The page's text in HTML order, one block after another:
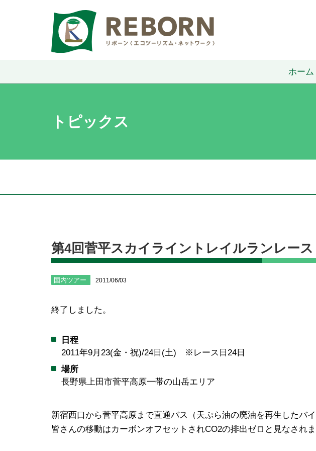
ホーム
トピックス
第4回菅平スカイライントレイルランレー
国内ツアー 2011/06/03
終了しました。
日程
2011年9月23(金・祝)/24日(土) ※レース日24日
場所
長野県上田市菅平高原一帯の山岳エリア
新宿西口から菅平高原まで直通バス（天ぷら油の廃油を再生したバ
皆さんの移動はカーボンオフセットされCO2の排出ゼロと見なされま